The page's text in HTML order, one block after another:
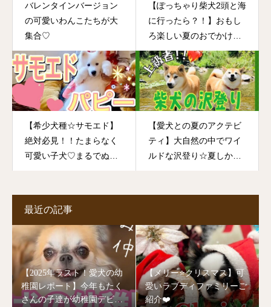
バレンタインバージョン
の可愛いわんこたちが大
集合♡
【ぽっちゃり柴犬2頭と海
に行ったら？！】おもし
ろ楽しい夏のおでかけ☆
何が起こった？？
【希少犬種☆サモエド】
絶対必見！！たまらなく
可愛い子犬♡まるでぬい
【愛犬との夏のアクテビ
ティ】大自然の中でワイ
ルドな沢登り☆夏しかで
最近の記事
【2025年ラスト！愛犬の幼
稚園レポート】今年もたく
さんの子達が幼稚園デビュ
【メリー⭐️クリスマス】可
愛いラブディファミリーご
紹介❤️